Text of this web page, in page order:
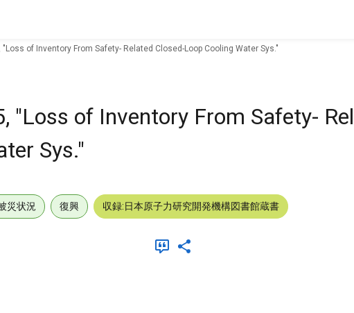
"Loss of Inventory From Safety- Related Closed-Loop Cooling Water Sys."
"Loss of Inventory From Safety-
Sys."
災状況 復興 収録:日本原子力研究開発機構図書館蔵書